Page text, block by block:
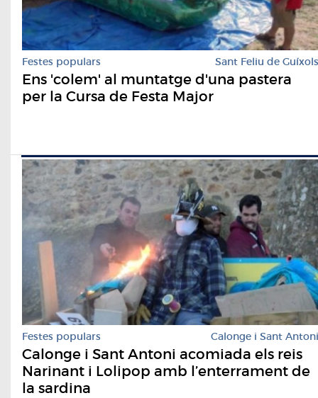
Festes populars Sant Feliu de Guíxols
Ens 'colem' al muntatge d'una pastera
per la Cursa de Festa Major
Festes populars Calonge i Sant Antoni
Calonge i Sant Antoni acomiada els reis
Narinant i Lolipop amb l’enterrament de
la sardina